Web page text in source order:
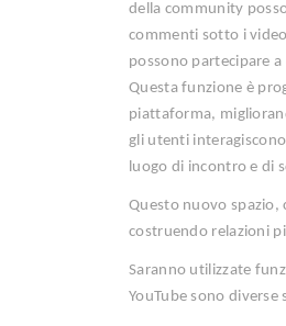
della community
commenti sotto i
possono partecipare
Questa funzione è
piattaforma,
gli utenti
luogo di incontro e di
Questo nuovo spazio,
costruendo relazioni
Saranno utilizzate
YouTube sono